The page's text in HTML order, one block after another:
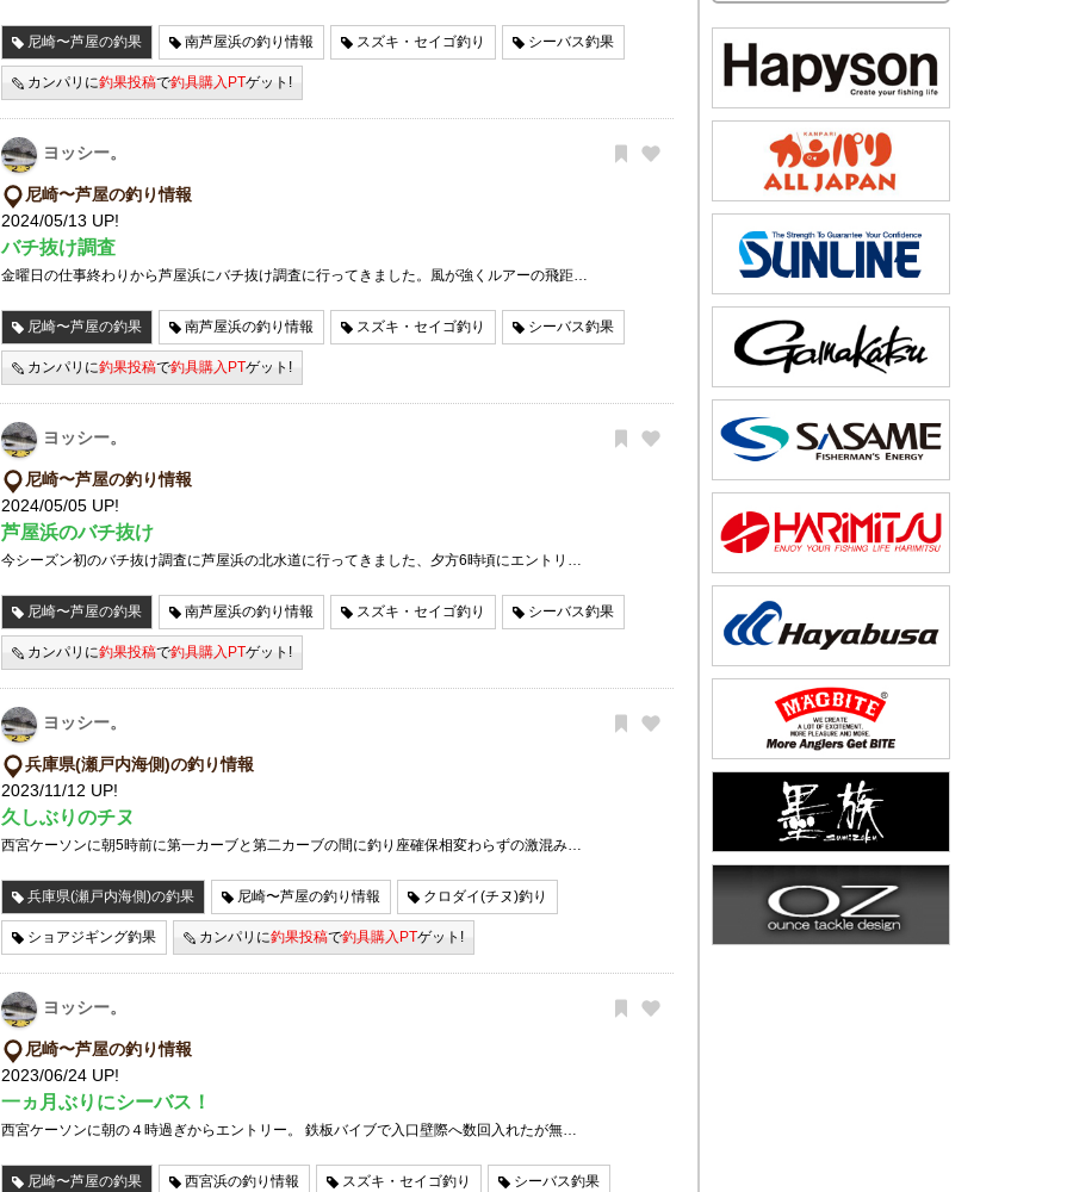
尼崎〜芦屋の釣果 南芦屋浜の釣り情報 スズキ・セイゴ釣り シーバス釣果
カンパリに釣果投稿で釣具購入PTゲット!
ヨッシー。
尼崎〜芦屋の釣り情報
2024/05/13 UP!
バチ抜け調査
金曜日の仕事終わりから芦屋浜にバチ抜け調査に行ってきました。風が強くルアーの飛距…
尼崎〜芦屋の釣果 南芦屋浜の釣り情報 スズキ・セイゴ釣り シーバス釣果
カンパリに釣果投稿で釣具購入PTゲット!
ヨッシー。
尼崎〜芦屋の釣り情報
2024/05/05 UP!
芦屋浜のバチ抜け
今シーズン初のバチ抜け調査に芦屋浜の北水道に行ってきました、夕方6時頃にエントリ…
尼崎〜芦屋の釣果 南芦屋浜の釣り情報 スズキ・セイゴ釣り シーバス釣果
カンパリに釣果投稿で釣具購入PTゲット!
ヨッシー。
兵庫県(瀬戸内海側)の釣り情報
2023/11/12 UP!
久しぶりのチヌ
西宮ケーソンに朝5時前に第一カーブと第二カーブの間に釣り座確保相変わらずの激混み…
兵庫県(瀬戸内海側)の釣果 尼崎〜芦屋の釣り情報 クロダイ(チヌ)釣り
ショアジギング釣果 カンパリに釣果投稿で釣具購入PTゲット!
ヨッシー。
尼崎〜芦屋の釣り情報
2023/06/24 UP!
一ヵ月ぶりにシーバス！
西宮ケーソンに朝の４時過ぎからエントリー。 鉄板バイブで入口壁際へ数回入れたが無…
尼崎〜芦屋の釣果 西宮浜の釣り情報 スズキ・セイゴ釣り シーバス釣果